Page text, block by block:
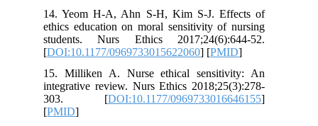
14. Yeom H-A, Ahn S-H, Kim S-J. Effects of
ethics education on moral sensitivity of nursing
students. Nurs Ethics 2017;24(6):644-52.
[DOI:10.1177/0969733015622060] [PMID
15. Milliken A. Nurse ethical sensitivity: An
integrative review. Nurs Ethics 2018;25(3):278-
303. [DOI:10.1177/0969733016646155
[PMID